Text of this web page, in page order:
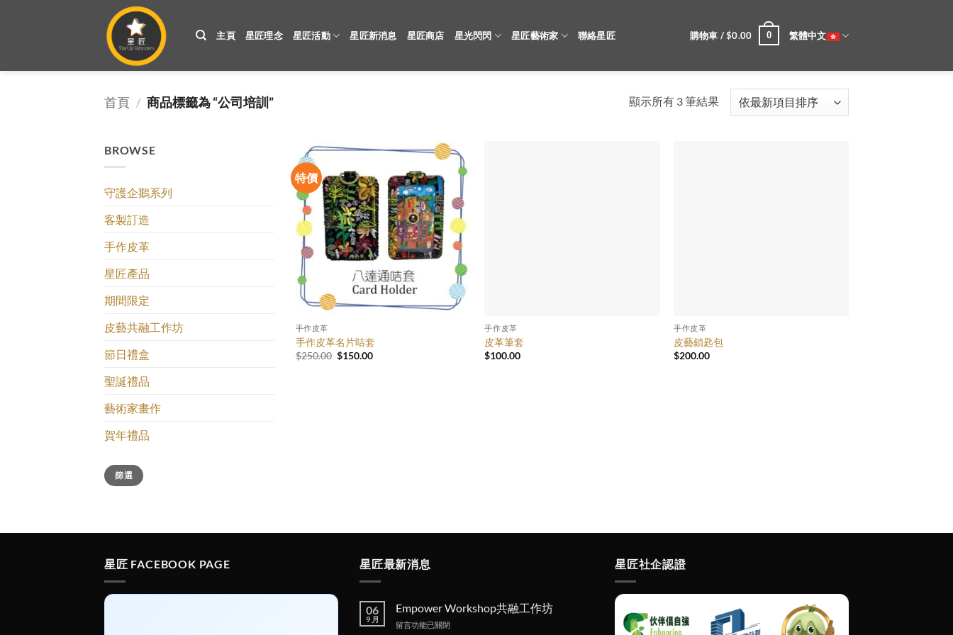
主頁 星匠理念 星匠活動 星匠新消息 星匠商店 星光閃閃 星匠藝術家 聯絡星匠 購物車 /$0.00 0 繁體中文
首頁 / 商品標籤為 “公司培訓” 顯示所有 3 筆結果依
BROWSE
守護企鵝系列
客製訂造
手作皮革
星匠產品
期間限定
皮藝共融工作坊
節日禮盒
聖誕禮品
藝術家畫作
賀年禮品
最
低
價
最
高
價
篩選
特價
手作皮革
手作皮革名片咭套
$250.00 原
$150.00目
手作皮革
皮革筆套
$100.00
手作皮革
皮藝鎖匙包
$200.00
星匠 FACEBOOK PAGE 星匠最新消息
06
9 月
Empower Workshop共融工作坊
在
留言功能已關閉
星匠社企認證